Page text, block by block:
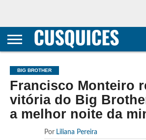
CONTACTOS
HOME
POLÍTICA DE
E COOKIES
SOBRE
TERMOS E
TRANSPARÊNCIA
METODOLOGIA
BIG BROTHER
Francisco Monteiro
vitória do Big
a melhor noite da
Por Liliana Pereira